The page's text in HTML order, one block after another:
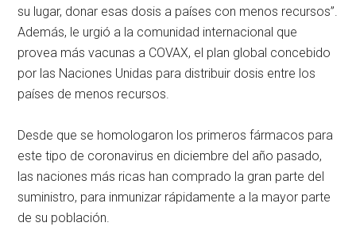
su lugar, donar esas dosis a países con menos recursos”.
Además, le urgió a la comunidad internacional que
provea más vacunas a COVAX, el plan global concebido
por las Naciones Unidas para distribuir dosis entre los
países de menos recursos.
Desde que se homologaron los primeros fármacos para
este tipo de coronavirus en diciembre del año pasado,
las naciones más ricas han comprado la gran parte del
suministro, para inmunizar rápidamente a la mayor parte
de su población.